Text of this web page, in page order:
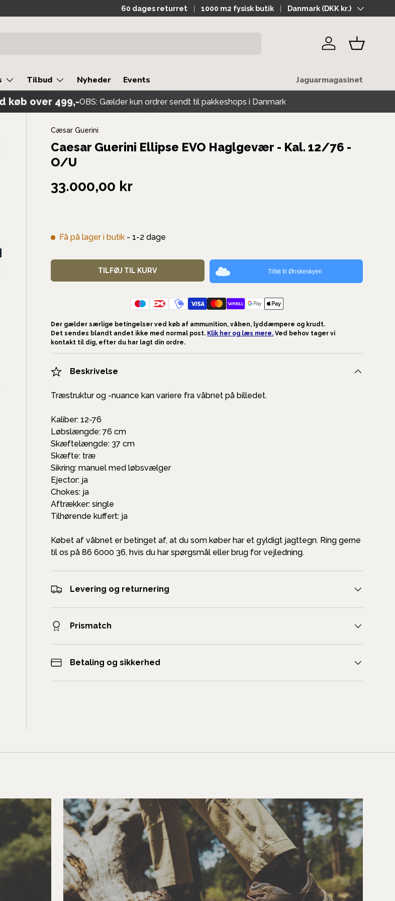
Levering 2-3 hverdage
60 dages returret 1000 m2 fysisk butik Land
Danmark (DKK kr.)
Log indKurv
Tilbud Nyheder Events Jaguarmagasinet
køb over 499,-OBS: Gælder kun ordrer sendt til pakkeshops i Danmark
Cæsar Guerini
Caesar Guerini Ellipse EVO Haglgevær - Kal. 12/76 -
O/U
33.000,00 kr
Få på lager i butik - 1-2 dage
TILFØJ TIL KURV Tilføj til Ønskeskyen
Der gælder særlige betingelser ved køb af ammunition, våben, lyddæmpere og krudt.
Det sendes blandt andet ikke med normal post. Klik her og læs mere. Ved behov tager vi
kontakt til dig, efter du har lagt din ordre.
Beskrivelse
Træstruktur og -nuance kan variere fra våbnet på billedet.
Kaliber: 12-76
Løbslængde: 76 cm
Skæftelængde: 37 cm
Skæfte: træ
Sikring: manuel med løbsvælger
Ejector: ja
Chokes: ja
Aftrækker: single
Tilhørende kuffert: ja
Købet af våbnet er betinget af, at du som køber har et gyldigt jagttegn. Ring gerne
til os på 86 6000 36, hvis du har spørgsmål eller brug for vejledning.
Levering og returnering
Prismatch
Betaling og sikkerhed